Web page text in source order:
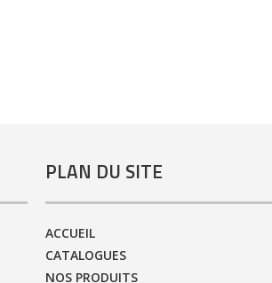
PLAN DU SITE
ACCUEIL
CATALOGUES
NOS PRODUITS